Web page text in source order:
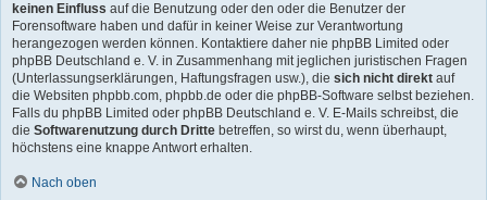
keinen Einfluss auf die Benutzung oder den oder die Benutzer der
Forensoftware haben und dafür in keiner Weise zur Verantwortung
herangezogen werden können. Kontaktiere daher nie phpBB Limited oder
phpBB Deutschland e. V. in Zusammenhang mit jeglichen juristischen Fragen
(Unterlassungserklärungen, Haftungsfragen usw.), die sich nicht direkt auf
die Websiten phpbb.com, phpbb.de oder die phpBB-Software selbst beziehen.
Falls du phpBB Limited oder phpBB Deutschland e. V. E-Mails schreibst, die
die Softwarenutzung durch Dritte betreffen, so wirst du, wenn überhaupt,
höchstens eine knappe Antwort erhalten.
Nach oben